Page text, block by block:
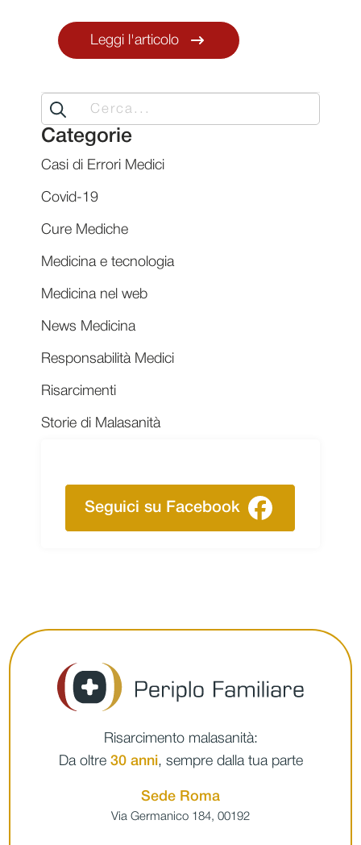
Leggi l'articolo
Search
for:
Categorie
Casi di Errori Medici
Covid-19
Cure Mediche
Medicina e tecnologia
Medicina nel web
News Medicina
Responsabilità Medici
Risarcimenti
Storie di Malasanità
Seguici su Facebook
Risarcimento malasanità:
Da oltre 30 anni, sempre dalla tua parte
Sede Roma
Via Germanico 184, 00192